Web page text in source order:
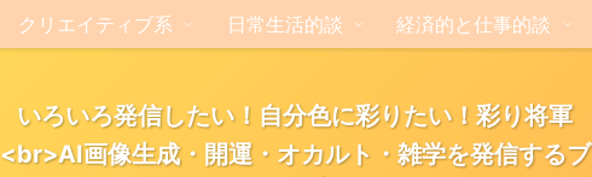
いろいろ発信したい！自分色に彩りたい！彩り将軍
<br>AI画像生成・開運・オカルト・雑学を発信するブ
クリエイティブ系 日常生活的談 経済的と仕事的談